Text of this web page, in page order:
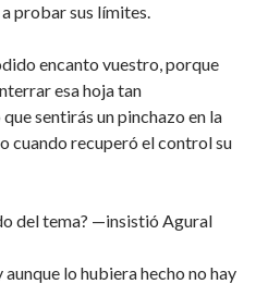
probar sus límites.
encanto vuestro, porque
esa hoja tan
sentirás un pinchazo en la
cuando recuperó el control su
del tema? —insistió Agural
lo hubiera hecho no hay